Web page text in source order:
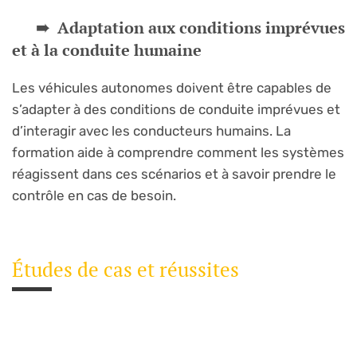
Adaptation aux conditions imprévues
et à la conduite humaine
Les véhicules autonomes doivent être capables de
s’adapter à des conditions de conduite imprévues et
d’interagir avec les conducteurs humains. La
formation aide à comprendre comment les systèmes
réagissent dans ces scénarios et à savoir prendre le
contrôle en cas de besoin.
Études de cas et réussites